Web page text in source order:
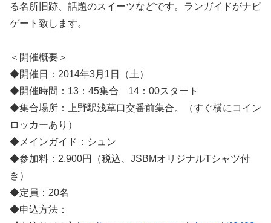
る名所旧跡、話題のスイーツなどです。ランガイドがナビ
ゲート致します。
＜開催概要＞
◆開催日：2014年3月1日（土）
◆開催時間：13：45集合 14：00スタート
◆集合場所：上野駅浅草口交番前集合。（すぐ横にコイン
ロッカーあり）
◆メインガイド：シュン
◆参加料：2,900円（税込、JSBMオリジナルTシャツ付
き）
◆定員：20名
◆申込方法：